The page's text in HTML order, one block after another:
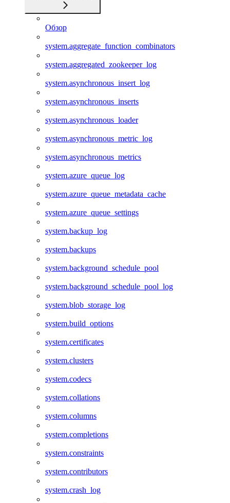
Обзор
system.aggregate_function_combinators
system.aggregated_zookeeper_log
system.asynchronous_insert_log
system.asynchronous_inserts
system.asynchronous_loader
system.asynchronous_metric_log
system.asynchronous_metrics
system.azure_queue_log
system.azure_queue_metadata_cache
system.azure_queue_settings
system.backup_log
system.backups
system.background_schedule_pool
system.background_schedule_pool_log
system.blob_storage_log
system.build_options
system.certificates
system.clusters
system.codecs
system.collations
system.columns
system.completions
system.constraints
system.contributors
system.crash_log